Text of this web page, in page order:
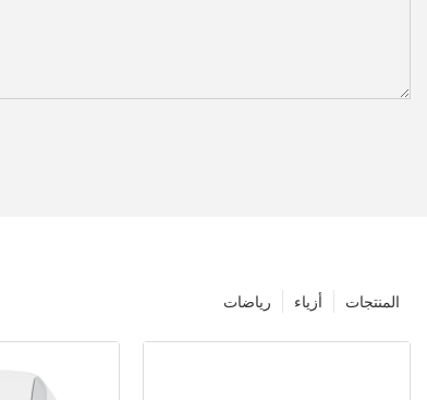
المنتجات أزياء رياضات